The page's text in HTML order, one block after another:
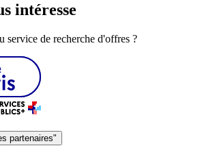
intéresse
service de recherche d'offres ?
partenaires"